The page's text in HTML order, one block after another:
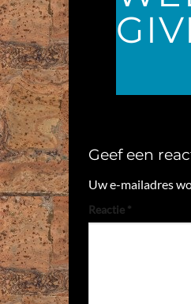
Geef een
Uw e-mailadres
Reactie *